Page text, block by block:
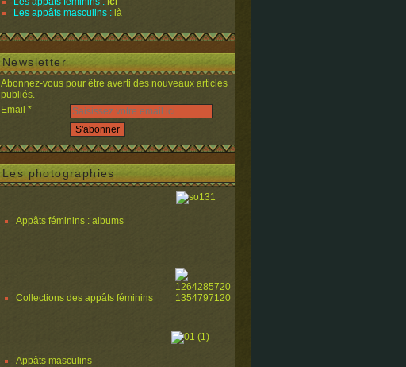
Les appâts masculins : là
Newsletter
Abonnez-vous pour être averti des nouveaux articles
publiés.
Email
Les photographies
Appâts féminins : albums
Collections des appâts féminins
Appâts masculins